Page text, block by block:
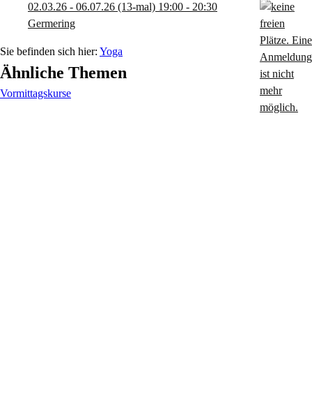
02.03.26 - 06.07.26 (13-mal) 19:00 - 20:30
Germering
Yoga
Ähnliche Themen
Vormittagskurse